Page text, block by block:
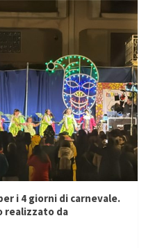
i 4 giorni di carnevale.
realizzato da